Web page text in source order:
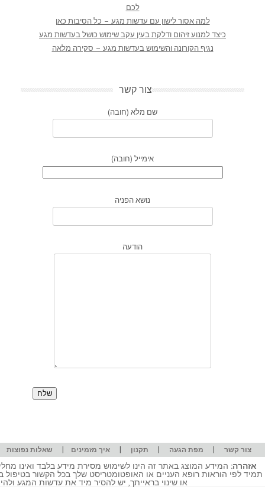
לכם
למה אסור לישון עם עדשות מגע – כל הסיבות כאן
כיצד למנוע זיהום ודלקת בעין עקב שימוש כושל בעדשות מגע
נגיף הקורונה והשימוש בעדשות מגע – סקירה מלאה
צור קשר
שם מלא (חובה)
אימייל (חובה)
נושא הפניה
הודעה
צור קשר | מפת הגעה | תקנון |איך מזמינים | שאלות נפוצות
אזהרה: המידע המוצג באתר זה הינו לשימוש מסירת מידע בלבד ואינו
תמיד לפי הוראות רופא העניים או האופטומטריסט שלך בכל הקשור
או שינוי בראייתך, יש להסיר מיד את עדשות המגע